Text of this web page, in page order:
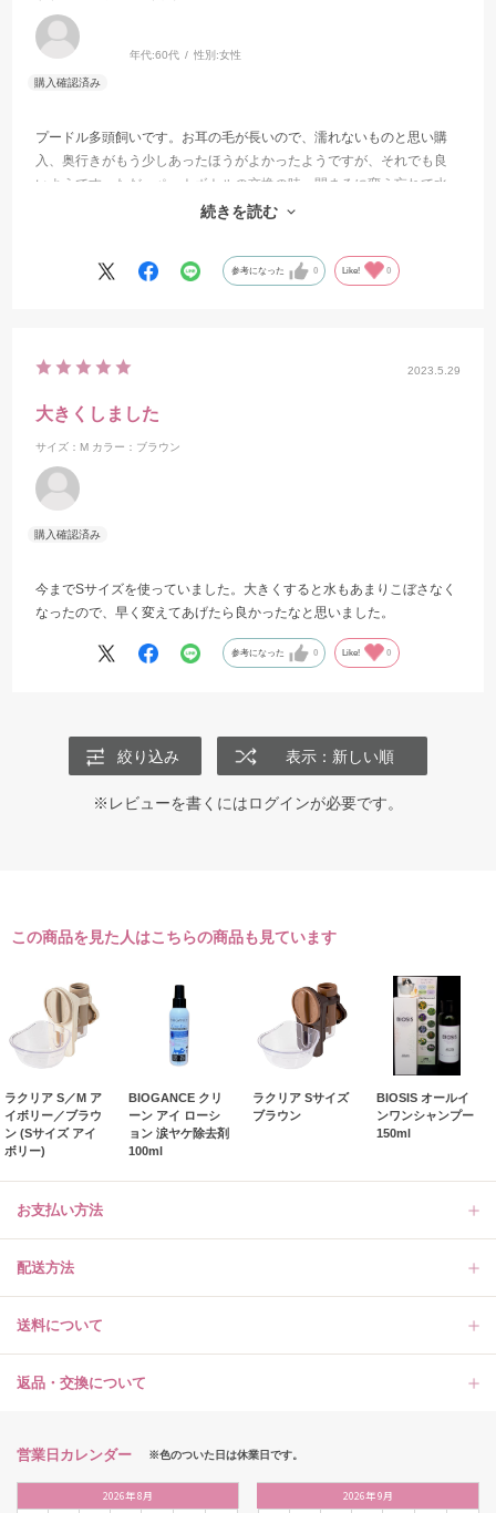
年代:60代 性別:女性
プードル多頭飼いです。お耳の毛が長いので、濡れないものと思い購
入、奥行きがもう少しあったほうがよかったようですが、それでも良
いようです。ただ、ペットボトルの交換の時、閉まるに変え忘れて水
が溢れてしまいます。簡単に撮取れたらよかったので，星四つですみ
続きを読む
参考になった 0 Like! 0
2023.5.29
大きくしました
サイズ：M カラー：ブラウン
今までSサイズを使っていました。大きくすると水もあまりこぼさなく
なったので、早く変えてあげたら良かったなと思いました。
参考になった 0 Like! 0
絞り込み 表示：新しい順
※レビューを書くにはログインが必要です。
この商品を見た人はこちらの商品も見ています
ラクリア S／M ア
イボリー／ブラウ
ン (Sサイズ アイ
ボリー)
BIOGANCE クリ
ーン アイ ローシ
ョン 涙ヤケ除去剤
100ml
ラクリア Sサイズ
ブラウン
BIOSIS オールイ
ンワンシャンプー
150ml
お支払い方法
配送方法
送料について
返品・交換について
営業日カレンダー ※色のついた日は休業日です。
2026年8月 2026年9月